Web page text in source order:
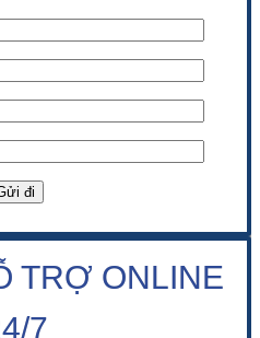
TRỢ ONLINE
7